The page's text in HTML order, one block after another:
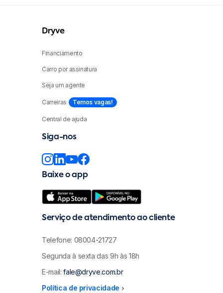
Dryve
Financiamento
Carro por assinatura
Seja um agente
Carreiras Temos vagas!
Central de ajuda
Siga-nos
Baixe o app
Serviço de atendimento ao cliente
Telefone: 08004-21727
Segunda à sexta das 9h às 18h
E-mail:fale@dryve.com.br
Política de privacidade menu_right